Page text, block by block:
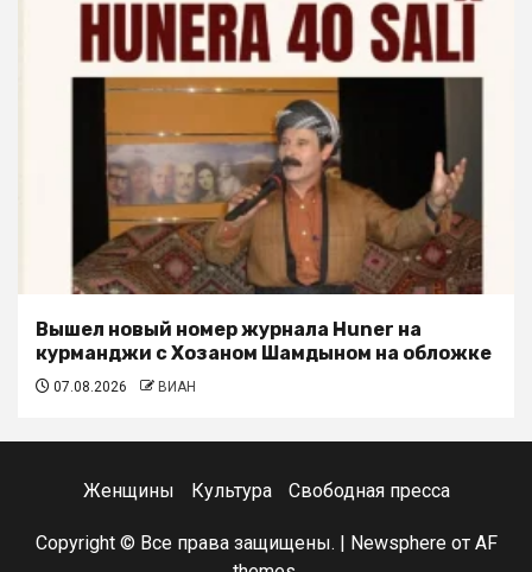
Вышел новый номер журнала Huner на
курманджи с Хозаном Шамдыном на обложке
07.08.2026 ВИАН
Женщины Культура Свободная пресса
Copyright © Все права защищены. | Newsphereот AF